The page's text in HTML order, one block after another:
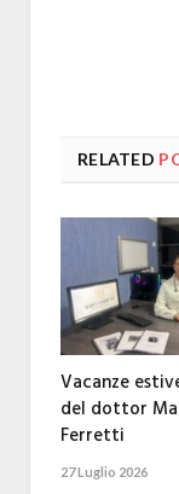
RELATED
Vacanze
del dottor
Ferretti
27 Luglio 2026